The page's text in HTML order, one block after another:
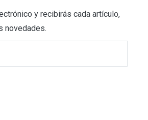
y recibirás cada artículo,
novedades.